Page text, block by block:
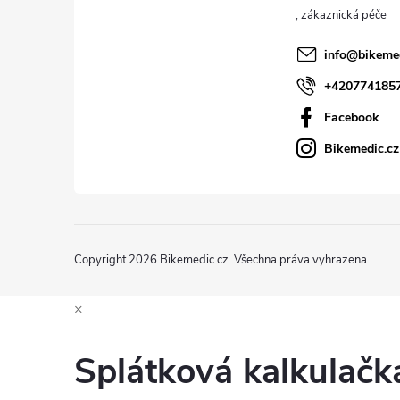
info@
Facebook
Bikemedic.cz
Copyright 2026 Bikemedic.cz. Všechna práva vyhrazena.
×
Splátková